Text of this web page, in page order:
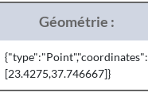
Géométrie :
{"type":"Point","coordinates":
[23.4275,37.746667]}